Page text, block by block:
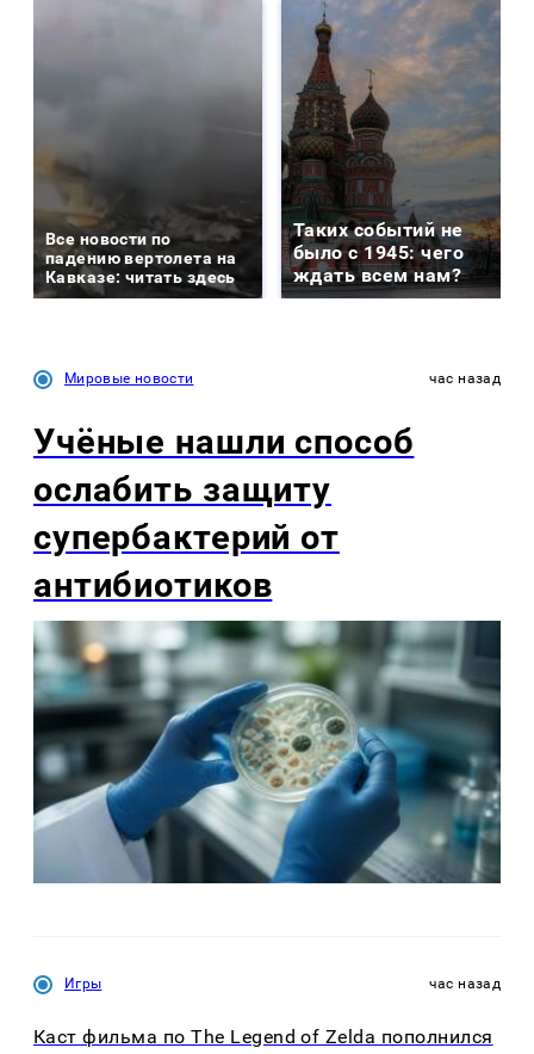
Все новости по
падению вертолета на
Кавказе: читать здесь
Таких событий не
было с 1945: чего
ждать всем нам?
Мировые новости час назад
Учёные нашли способ
ослабить защиту
супербактерий от
антибиотиков
Игры час назад
Каст фильма по The Legend of Zelda пополнился